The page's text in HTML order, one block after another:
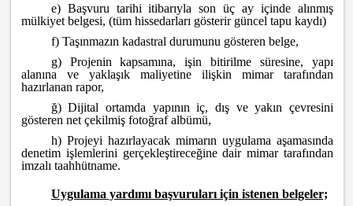
e) Başvuru tarihi itibarıyla son üç ay içinde alınmış
mülkiyet belgesi, (tüm hissedarları gösterir güncel tapu kaydı)
f) Taşınmazın kadastral durumunu gösteren belge,
g) Projenin kapsamına, işin bitirilme süresine, yapı
alanına ve yaklaşık maliyetine ilişkin mimar tarafından
hazırlanan rapor,
ğ) Dijital ortamda yapının iç, dış ve yakın çevresini
gösteren net çekilmiş fotoğraf albümü,
h) Projeyi hazırlayacak mimarın uygulama aşamasında
denetim işlemlerini gerçekleştireceğine dair mimar tarafından
imzalı taahhütname.
Uygulama yardımı başvuruları için istenen belgeler;